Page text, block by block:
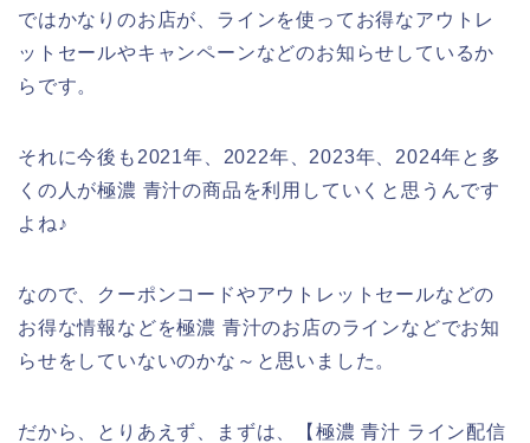
ではかなりのお店が、ラインを使ってお得なアウトレ
ットセールやキャンペーンなどのお知らせしているか
らです。
それに今後も2021年、2022年、2023年、2024年と多
くの人が極濃 青汁の商品を利用していくと思うんです
よね♪
なので、クーポンコードやアウトレットセールなどの
お得な情報などを極濃 青汁のお店のラインなどでお知
らせをしていないのかな～と思いました。
だから、とりあえず、まずは、【極濃 青汁 ライン配信